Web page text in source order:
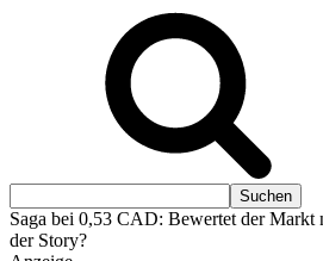
Saga bei 0,53 CAD: Bewertet der Markt
der Story?